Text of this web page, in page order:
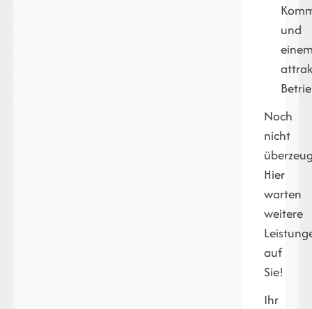
und
Noch
nicht
Hier
warten
weitere
auf
Sie!
Ihr